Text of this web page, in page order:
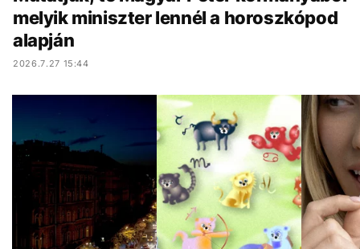
melyik miniszter lennél a horoszkópod
alapján
2026.7.27 15:44